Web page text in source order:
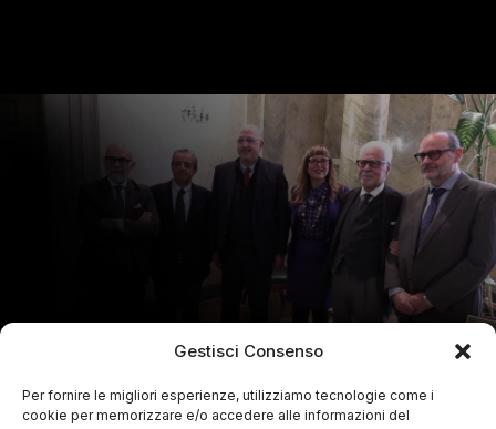
Gestisci Consenso
Per fornire le migliori esperienze, utilizziamo tecnologie come i
cookie per memorizzare e/o accedere alle informazioni del